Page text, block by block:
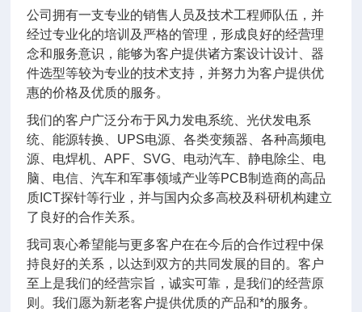
公司拥有一支专业的销售人员及技术工程师队伍，并
经过专业化的培训及严格的管理，形成良好的经营理
念和服务意识，能够为客户提供诸方案设计设计、器
件选型等较为专业的技术支持，并努力为客户提供优
惠的价格及优质的服务。
我们的客户广泛分布于风力发电系统、光伏发电系
统、能源转换、UPS电源、各类变频器、各种高频电
源、电焊机、APF、SVG、电动汽车、静电除尘、电
脑、电信、汽车和军事领域产业等PCB制造商的高品
质ICT探针等行业，并与国内众多高校及科研机构建立
了良好的合作关系。
我司衷心希望能与更多客户在在今后的合作过程中保
持良好的关系，以达到双方的共同发展的目的。客户
至上是我们的经营宗旨，诚实可靠，是我们的经营原
则。我们愿为新老客户提供优质的产品和*的服务。